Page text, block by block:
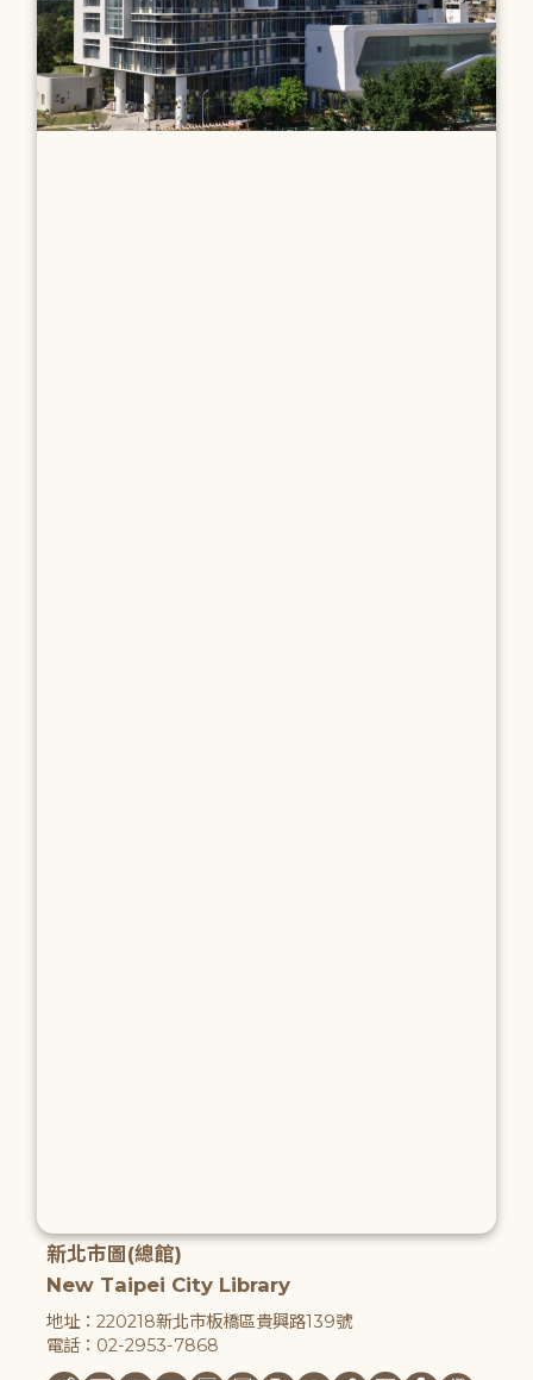
新北市圖(總館)
New Taipei City Library
地址：220218新北市板橋區貴興路139號
電話：02-2953-7868